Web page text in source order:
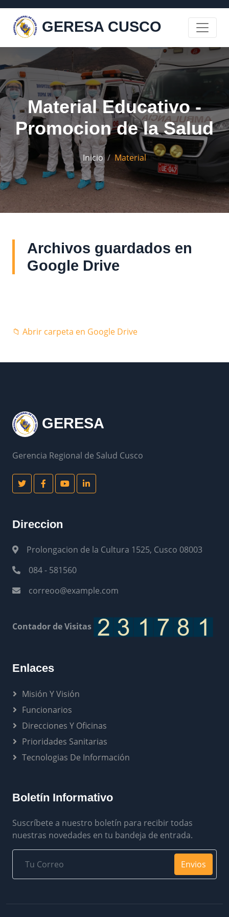
GERESA CUSCO
Material Educativo -
Promocion de la Salud
Inicio Material
Archivos guardados en
Google Drive
📁 Abrir carpeta en Google Drive
GERESA
Gerencia Regional de Salud Cusco
Direccion
Prolongacion de la Cultura 1525, Cusco 08003
084 - 581560
correoo@example.com
Contador de Visitas
Enlaces
Misión Y Visión
Funcionarios
Direcciones Y Oficinas
Prioridades Sanitarias
Tecnologias De Información
Boletín Informativo
Suscríbete a nuestro boletín para recibir todas
nuestras novedades en tu bandeja de entrada.
Envios